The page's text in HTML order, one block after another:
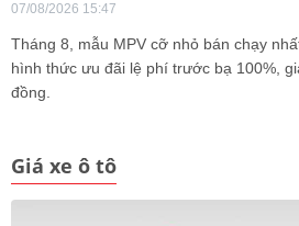
07/08/2026 15:47
Tháng 8, mẫu MPV cỡ nhỏ bán chạy
hình thức ưu đãi lệ phí trước bạ 100%,
đồng.
Giá xe ô tô